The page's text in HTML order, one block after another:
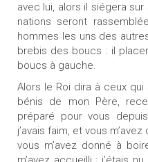
avec lui, alors il siégera
nations seront
hommes les uns des
brebis des boucs : il
boucs à gauche.
Alors le Roi dira à ceux
bénis de mon Père,
préparé pour vous
j’avais faim, et vous
vous m’avez donné à